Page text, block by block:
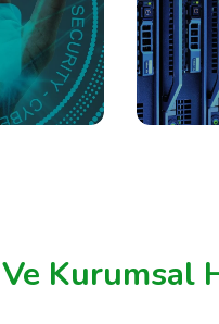
Kurumsal